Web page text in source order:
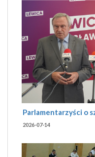
Parlamentarzyści o
2026-07-14